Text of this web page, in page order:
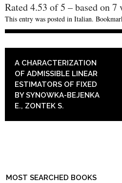
Rated4.53 of5 – based on7
This entry was posted in Italian.
POST
A CHARACTERIZATION
OF ADMISSIBLE LINEAR
ESTIMATORS OF FIXED
BY SYNOWKA-BEJENKA
E., ZONTEK S.
MOST SEARCHED BOOKS